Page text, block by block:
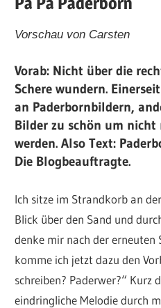
Vorschau von Carsten
Vorab: Nicht über die
Schere wundern.
an Paderbornbildern,
Bilder zu schön um nicht
werden. Also Text:
Die Blogbeauftragte.
Ich sitze im Strandkorb an
Blick über den Sand und
denke mir nach der
komme ich jetzt dazu den
schreiben? Paderwer?“ Kurz
eindringliche Melodie durch